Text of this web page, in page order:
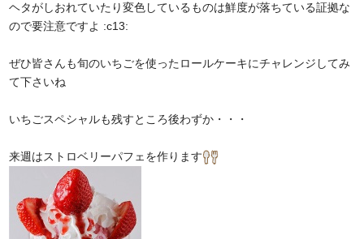
ヘタがしおれていたり変色しているものは鮮度が落ちている証拠な
ので要注意ですよ :c13:
ぜひ皆さんも旬のいちごを使ったロールケーキにチャレンジしてみ
て下さいね
いちごスペシャルも残すところ後わずか・・・
来週はストロベリーパフェを作ります